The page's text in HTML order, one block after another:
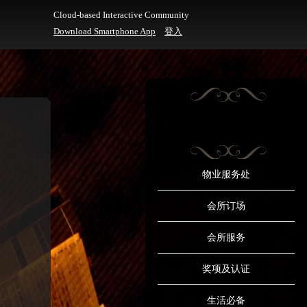
Cloud-based Interactive Community
Download Smartphone App
登入
物业服务处
会所订场
会所服务
奖项及认证
生活必备